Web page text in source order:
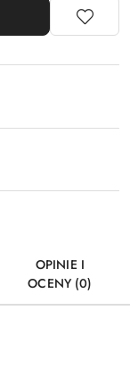
OPINIE I
OCENY (0)